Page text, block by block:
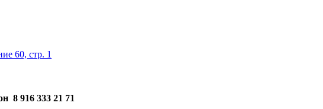
60, стр. 1
8 916 333 21 71